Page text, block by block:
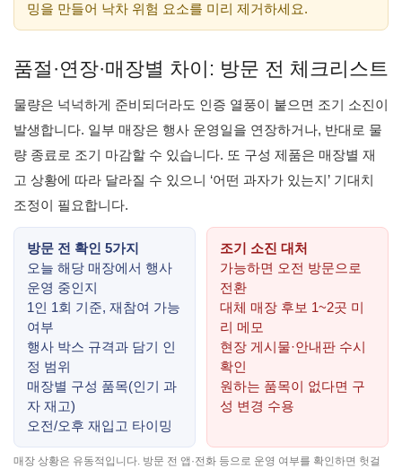
밍을 만들어 낙차 위험 요소를 미리 제거하세요.
품절·연장·매장별 차이: 방문 전 체크리스트
물량은 넉넉하게 준비되더라도 인증 열풍이 붙으면 조기 소진이
발생합니다. 일부 매장은 행사 운영일을 연장하거나, 반대로 물
량 종료로 조기 마감할 수 있습니다. 또 구성 제품은 매장별 재
고 상황에 따라 달라질 수 있으니 ‘어떤 과자가 있는지’ 기대치
조정이 필요합니다.
방문 전 확인 5가지
오늘 해당 매장에서 행사
운영 중인지
1인 1회 기준, 재참여 가능
여부
행사 박스 규격과 담기 인
정 범위
매장별 구성 품목(인기 과
자 재고)
오전/오후 재입고 타이밍
조기 소진 대처
가능하면 오전 방문으로
전환
대체 매장 후보 1~2곳 미
리 메모
현장 게시물·안내판 수시
확인
원하는 품목이 없다면 구
성 변경 수용
매장 상황은 유동적입니다. 방문 전 앱·전화 등으로 운영 여부를 확인하면 헛걸